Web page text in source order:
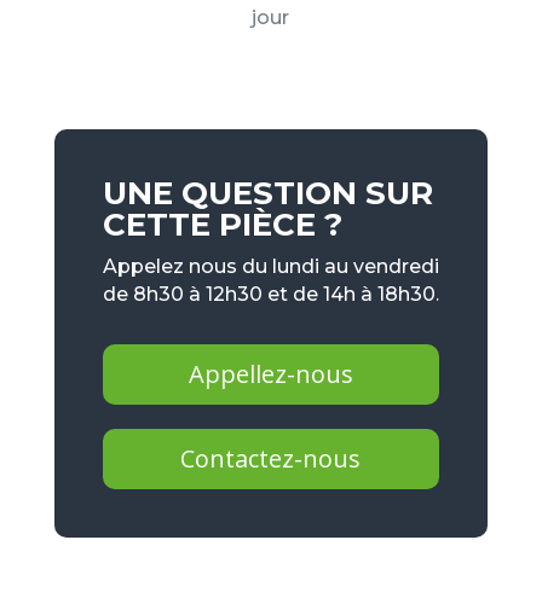
jour
UNE QUESTION SUR
CETTE PIÈCE ?
Appelez nous du lundi au vendredi
de 8h30 à 12h30 et de 14h à 18h30.
Appellez-nous
Contactez-nous